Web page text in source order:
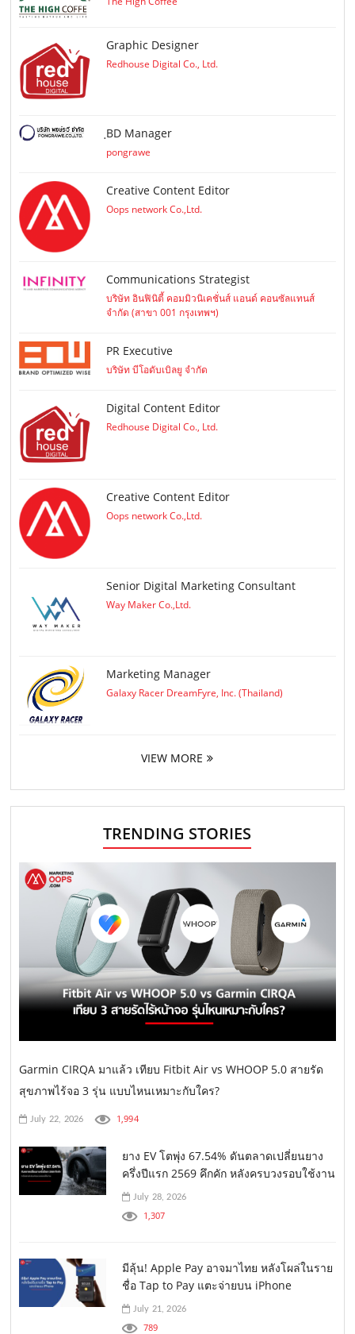
Graphic Designer
Redhouse Digital Co., Ltd.
ฺBD Manager
pongrawe
Creative Content Editor
Oops network Co.,Ltd.
Communications Strategist
บริษัท อินฟินิตี้ คอมมิวนิเคชั่นส์ แอนด์ คอนซัลแทนส์
จำกัด (สาขา 001 กรุงเทพฯ)
PR Executive
บริษัท บีโอดับเบิลยู จำกัด
Digital Content Editor
Redhouse Digital Co., Ltd.
Creative Content Editor
Oops network Co.,Ltd.
Senior Digital Marketing Consultant
Way Maker Co.,Ltd.
Marketing Manager
Galaxy Racer DreamFyre, Inc. (Thailand)
VIEW MORE
TRENDING STORIES
Garmin CIRQA มาแล้ว เทียบ Fitbit Air vs WHOOP 5.0 สายรัด
สุขภาพไร้จอ 3 รุ่น แบบไหนเหมาะกับใคร?
July 22, 2026 1,994
ยาง EV โตพุ่ง 67.54% ดันตลาดเปลี่ยนยาง
ครึ่งปีแรก 2569 คึกคัก หลังครบวงรอบใช้งาน
July 28, 2026
1,307
มีลุ้น! Apple Pay อาจมาไทย หลังโผล่ในราย
ชื่อ Tap to Pay แตะจ่ายบน iPhone
July 21, 2026
789